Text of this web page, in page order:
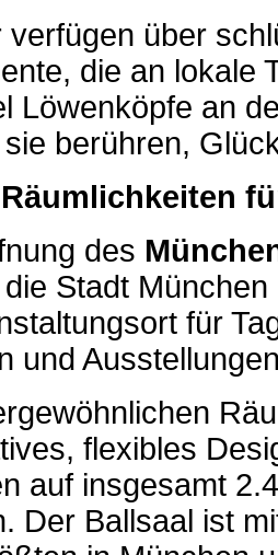
verfügen über
die an lokale
Löwenköpfe an
berühren,
des
Stadt
für
und
flexibles
auf insgesamt
Der Ballsaal ist